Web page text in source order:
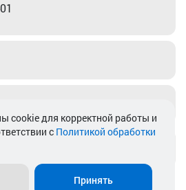
cookie для корректной работы и
с Политикой обработки
Принять